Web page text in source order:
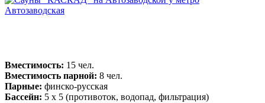
Вместимость: 15 чел.
Вместимость парной: 8 чел.
Парные: финско-русская
Бассейн: 5 x 5 (противоток, водопад, фильтрация)